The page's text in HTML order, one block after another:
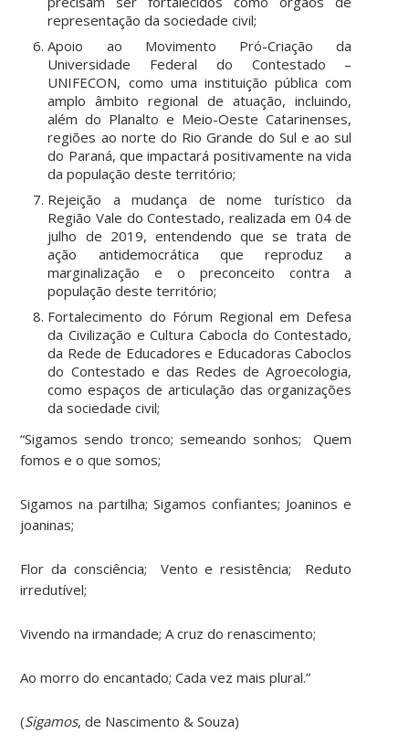
representação da sociedade civil;
Apoio ao Movimento Pró-Criação da
Universidade Federal do Contestado –
UNIFECON, como uma instituição pública com
amplo âmbito regional de atuação, incluindo,
além do Planalto e Meio-Oeste Catarinenses,
regiões ao norte do Rio Grande do Sul e ao sul
do Paraná, que impactará positivamente na vida
da população deste território;
Rejeição a mudança de nome turístico da
Região Vale do Contestado, realizada em 04 de
julho de 2019, entendendo que se trata de
ação antidemocrática que reproduz a
marginalização e o preconceito contra a
população deste território;
Fortalecimento do Fórum Regional em Defesa
da Civilização e Cultura Cabocla do Contestado,
da Rede de Educadores e Educadoras Caboclos
do Contestado e das Redes de Agroecologia,
como espaços de articulação das organizações
da sociedade civil;
“Sigamos sendo tronco; semeando sonhos; Quem
fomos e o que somos;
Sigamos na partilha; Sigamos confiantes; Joaninos e
joaninas;
Flor da consciência; Vento e resistência; Reduto
irredutível;
Vivendo na irmandade; A cruz do renascimento;
Ao morro do encantado; Cada vez mais plural.”
(Sigamos, de Nascimento & Souza)